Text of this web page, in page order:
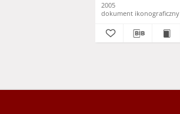
2005
dokument ikonograficzny